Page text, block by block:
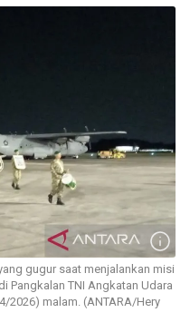
gugur saat menjalankan misi
Pangkalan TNI Angkatan Udara
2026) malam. (ANTARA/Hery